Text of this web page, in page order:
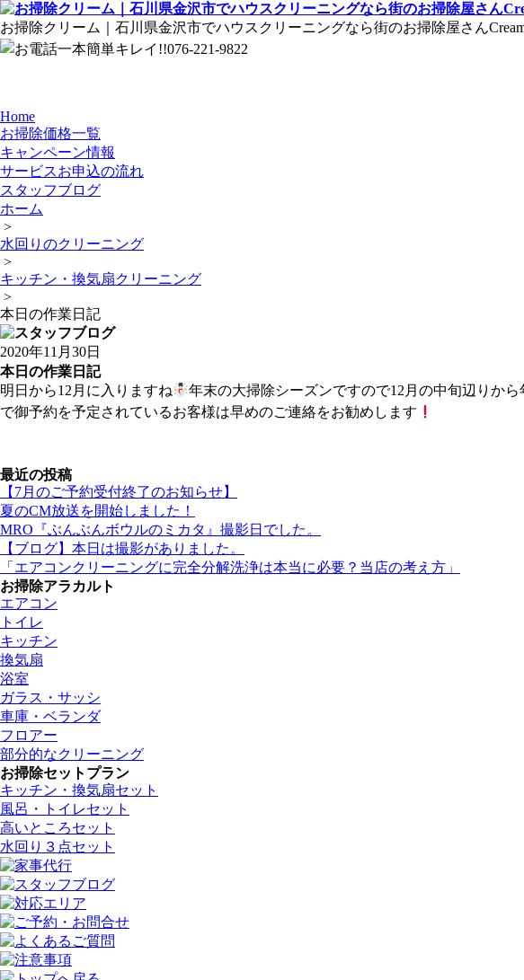
お掃除クリーム｜石川県金沢市でハウスクリーニングなら街のお掃除屋さん
Home
お掃除価格一覧
キャンペーン情報
サービスお申込の流れ
スタッフブログ
ホーム
>
水回りのクリーニング
>
キッチン・換気扇クリーニング
>
本日の作業日記
2020年11月30日
本日の作業日記
明日から12月に入りますね
年末の大掃除シーズンですので12月の中旬辺りか
で御予約を予定されているお客様は早めのご連絡をお勧めします
最近の投稿
【7月のご予約受付終了のお知らせ】
夏のCM放送を開始しました！
MRO『ぶんぶんボウルのミカタ』撮影日でした。
【ブログ】本日は撮影がありました。
「エアコンクリーニングに完全分解洗浄は本当に必要？当店の考え方」
お掃除アラカルト
エアコン
トイレ
キッチン
換気扇
浴室
ガラス・サッシ
車庫・ベランダ
フロアー
部分的なクリーニング
お掃除セットプラン
キッチン・換気扇セット
風呂・トイレセット
高いところセット
水回り３点セット